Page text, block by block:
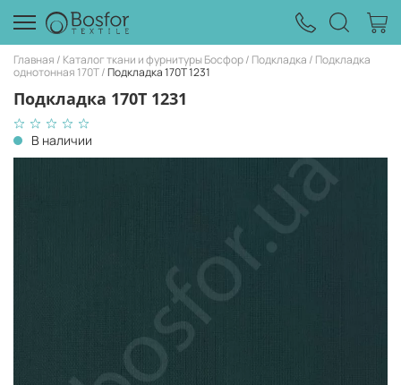
Главная Каталог ткани и фурнитуры Босфор Подкладка
Подкладка
однотонная 170Т Подкладка 170T 1231
Подкладка 170T 1231
В наличии